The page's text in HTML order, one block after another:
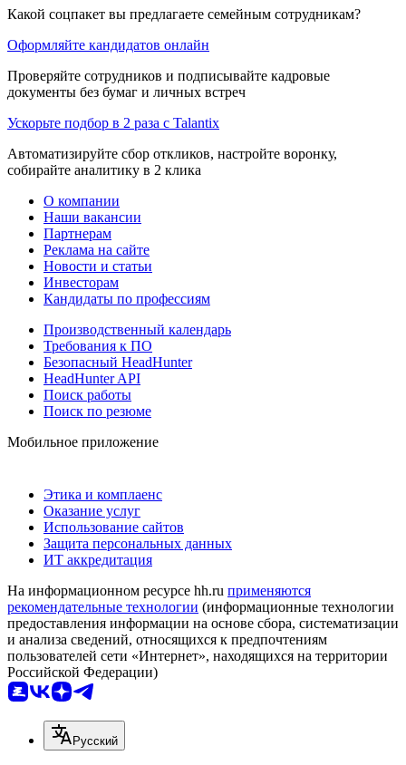
Какой соцпакет вы предлагаете семейным сотрудникам?
Оформляйте кандидатов онлайн
Проверяйте сотрудников и подписывайте кадровые
документы без бумаг и личных встреч
Ускорьте подбор в 2 раза с Talantix
Автоматизируйте сбор откликов, настройте воронку,
собирайте аналитику в 2 клика
О компании
Наши вакансии
Партнерам
Реклама на сайте
Новости и статьи
Инвесторам
Кандидаты по профессиям
Производственный календарь
Требования к ПО
Безопасный HeadHunter
HeadHunter API
Поиск работы
Поиск по резюме
Мобильное приложение
Этика и комплаенс
Оказание услуг
Использование сайтов
Защита персональных данных
ИТ аккредитация
На информационном ресурсе hh.ru применяются
рекомендательные технологии (информационные технологии
предоставления информации на основе сбора, систематизации
и анализа сведений, относящихся к предпочтениям
пользователей сети «Интернет», находящихся на территории
Российской Федерации)
Русский